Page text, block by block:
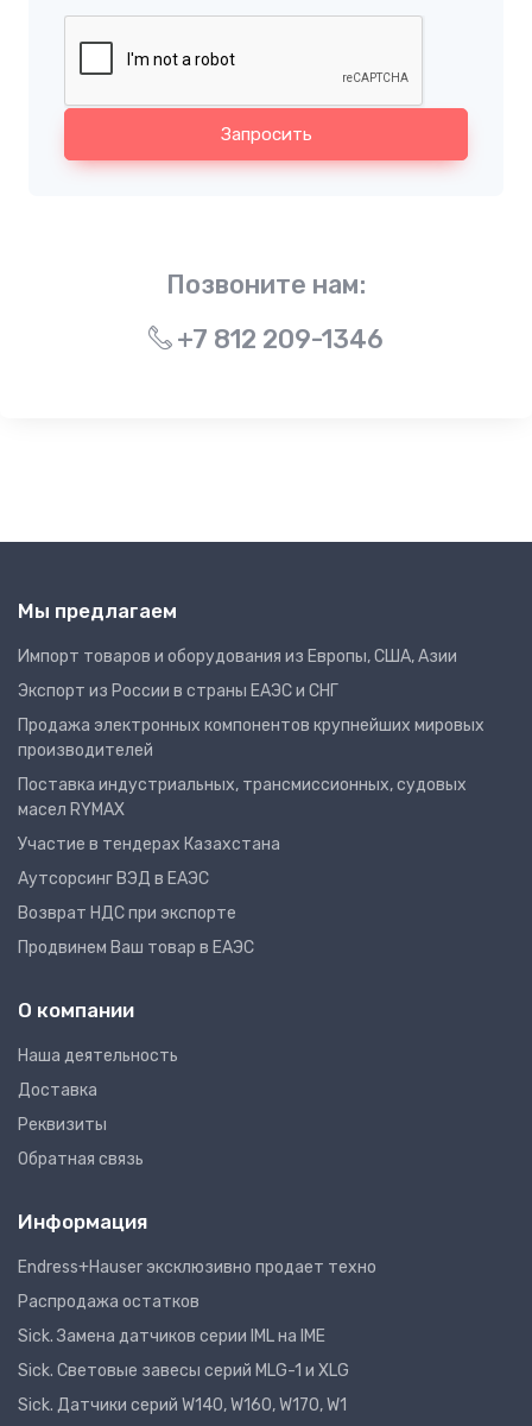
Запросить
Позвоните нам:
+7 812 209-1346
Мы предлагаем
Импорт товаров и оборудования из Европы, США, Азии
Экспорт из России в страны ЕАЭС и СНГ
Продажа электронных компонентов крупнейших мировых
производителей
Поставка индустриальных, трансмиссионных, судовых
масел RYMAX
Участие в тендерах Казахстана
Аутсорсинг ВЭД в ЕАЭС
Возврат НДС при экспорте
Продвинем Ваш товар в ЕАЭС
О компании
Наша деятельность
Доставка
Реквизиты
Обратная связь
Информация
Endress+Hauser эксклюзивно продает техно
Распродажа остатков
Sick. Замена датчиков серии IML на IME
Sick. Световые завесы серий MLG-1 и XLG
Sick. Датчики серий W140, W160, W170, W1